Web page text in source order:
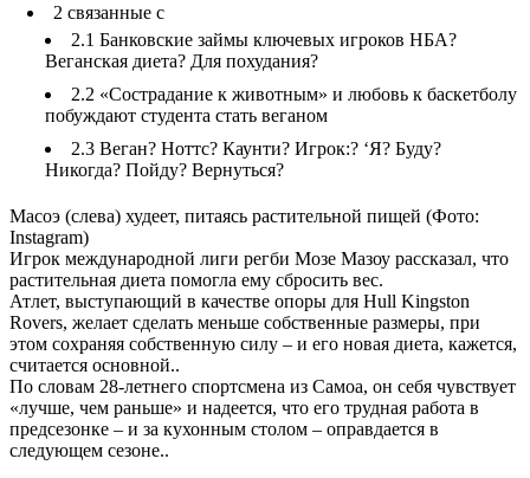
2 связанные с
2.1 Банковские займы ключевых игроков НБА?
Веганская диета? Для похудания?
2.2 «Сострадание к животным» и любовь к баскетболу
побуждают студента стать веганом
2.3 Веган? Ноттс? Каунти? Игрок:? ‘Я? Буду?
Никогда? Пойду? Вернуться?
Масоэ (слева) худеет, питаясь растительной пищей (Фото:
Instagram)
Игрок международной лиги регби Мозе Мазоу рассказал, что
растительная диета помогла ему сбросить вес.
Атлет, выступающий в качестве опоры для Hull Kingston
Rovers, желает сделать меньше собственные размеры, при
этом сохраняя собственную силу – и его новая диета, кажется,
считается основной..
По словам 28-летнего спортсмена из Самоа, он себя чувствует
«лучше, чем раньше» и надеется, что его трудная работа в
предсезонке – и за кухонным столом – оправдается в
следующем сезоне..